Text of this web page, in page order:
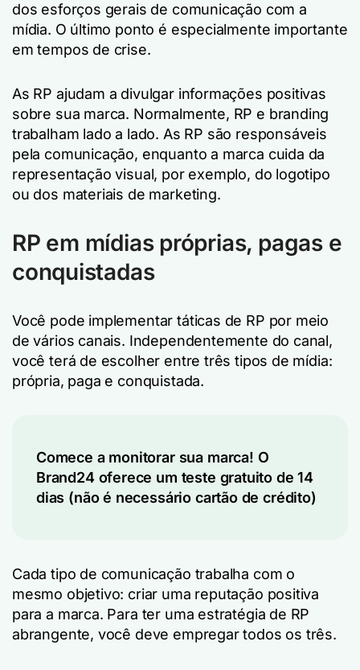
dos esforços gerais de comunicação com a
mídia. O último ponto é especialmente importante
em tempos de crise.
As RP ajudam a divulgar informações positivas
sobre sua marca. Normalmente, RP e branding
trabalham lado a lado. As RP são responsáveis
pela comunicação, enquanto a marca cuida da
representação visual, por exemplo, do logotipo
ou dos materiais de marketing.
RP em mídias próprias, pagas e
conquistadas
Você pode implementar táticas de RP por meio
de vários canais. Independentemente do canal,
você terá de escolher entre três tipos de mídia:
própria, paga e conquistada.
Comece a monitorar sua marca! O
Brand24 oferece um teste gratuito de 14
dias (não é necessário cartão de crédito)
Cada tipo de comunicação trabalha com o
mesmo objetivo: criar uma reputação positiva
para a marca. Para ter uma estratégia de RP
abrangente, você deve empregar todos os três.